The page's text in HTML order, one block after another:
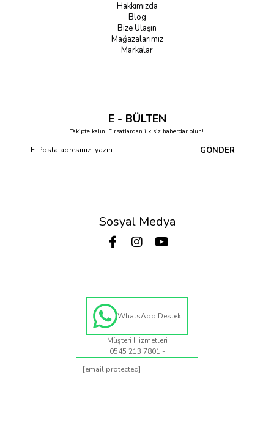
Hakkımızda
Blog
Bize Ulaşın
Mağazalarımız
Markalar
E - BÜLTEN
Takipte kalın. Fırsatlardan ilk siz haberdar olun!
GÖNDER
Sosyal Medya
WhatsApp Destek
Müşteri Hizmetleri
0545 213 7801 -
[email protected]